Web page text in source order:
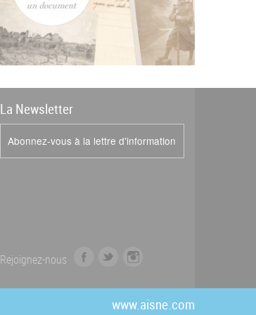
La Newsletter
Abonnez-vous à la lettre d'information
Rejoignez-nous
t
www.aisne.com